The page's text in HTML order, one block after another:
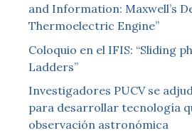
and Information: Maxwell’s
Thermoelectric Engine”
Coloquio en el IFIS: “Sliding
Ladders”
Investigadores PUCV se
para desarrollar tecnología
observación astronómica